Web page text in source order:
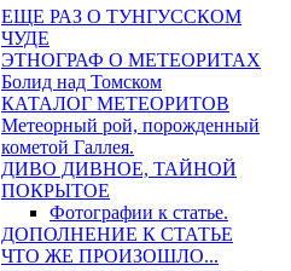
ЕЩЕ РАЗ О ТУНГУССКОМ
ЧУДЕ
ЭТНОГРАФ О МЕТЕОРИТАХ
Болид над Томском
КАТАЛОГ МЕТЕОРИТОВ
Метеорный рой, порожденный
кометой Галлея.
ДИВО ДИВНОЕ, ТАЙНОЙ
ПОКРЫТОЕ
Фотографии к статье.
ДОПОЛНЕНИЕ К СТАТЬЕ
ЧТО ЖЕ ПРОИЗОШЛО...